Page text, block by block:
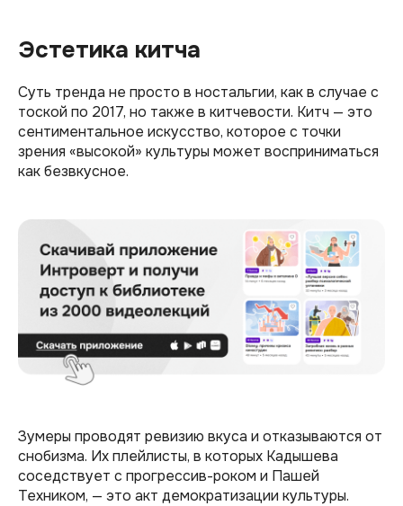
Эстетика китча
Суть тренда не просто в ностальгии, как в случае с
тоской по 2017, но также в китчевости. Китч — это
сентиментальное искусство, которое с точки
зрения «высокой» культуры может восприниматься
как безвкусное.
Зумеры проводят ревизию вкуса и отказываются от
снобизма. Их плейлисты, в которых Кадышева
соседствует с прогрессив-роком и Пашей
Техником, — это акт демократизации культуры.